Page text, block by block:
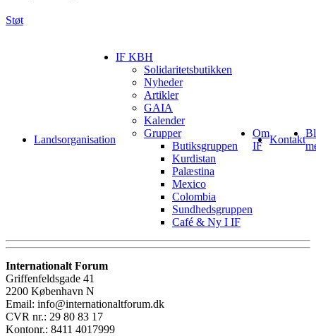
Støt
Landsorganisation
IF KBH
Solidaritetsbutikken
Nyheder
Artikler
GAIA
Kalender
Grupper
Butiksgruppen
Kurdistan
Palæstina
Mexico
Colombia
Sundhedsgruppen
Café & Ny I IF
Om
IF
Kontakt
Internationalt Forum
Griffenfeldsgade 41
2200 København N
Email: info@internationaltforum.dk
CVR nr.: 29 80 83 17
Kontonr.: 8411 4017999